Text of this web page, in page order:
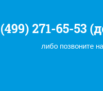
271-65-53
либо позвоните